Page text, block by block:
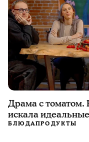
Драма с томатом.
искала
БЛЮДАПРОДУКТЫ